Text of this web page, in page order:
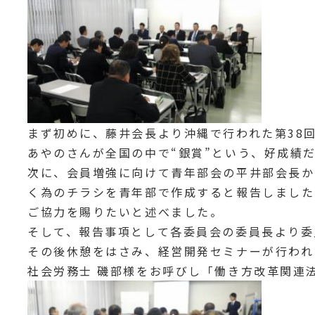
まず初めに、藤井会長より沖縄で行われた第38
あやのさんが全国の中で“銀賞”という、好成績
次に、会員増強に向けて青年部会の平井部会長
く為のチラシを青年部で作成すると報告しまし
ご協力を賜りたいと述べました。
そして、報告事項として各委員会の委員長より
その後休憩をはさみ、経営開発セミナーが行わ
社会労務士 磯部様をお呼びし「働き方改革関